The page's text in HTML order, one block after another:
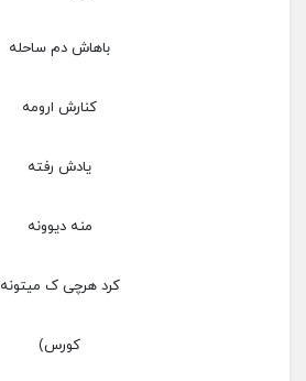
باهاش دم ساحله
کنارش ارومه
یادش رفته
منه دیوونه
کرد هرچی ک میتونه
کورس)